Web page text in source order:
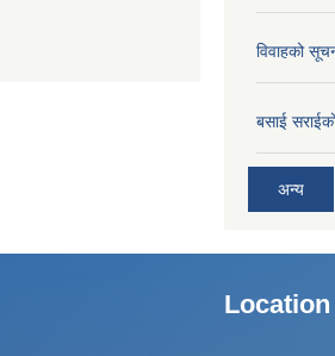
विवाहको
बसाई
अन्य
Location